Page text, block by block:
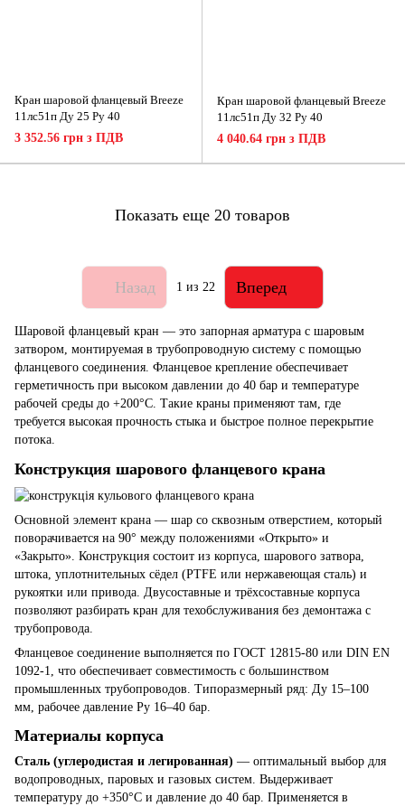
Кран шаровой фланцевый Breeze
11лс51п Ду 25 Ру 40
3 352.56 грн з ПДВ
Кран шаровой фланцевый Breeze
11лс51п Ду 32 Ру 40
4 040.64 грн з ПДВ
Показать еще 20 товаров
Назад 1 из 22 Вперед
Шаровой фланцевый кран — это запорная арматура с шаровым
затвором, монтируемая в трубопроводную систему с помощью
фланцевого соединения. Фланцевое крепление обеспечивает
герметичность при высоком давлении до 40 бар и температуре
рабочей среды до +200°C. Такие краны применяют там, где
требуется высокая прочность стыка и быстрое полное перекрытие
потока.
Конструкция шарового фланцевого крана
Основной элемент крана — шар со сквозным отверстием, который
поворачивается на 90° между положениями «Открыто» и
«Закрыто». Конструкция состоит из корпуса, шарового затвора,
штока, уплотнительных сёдел (PTFE или нержавеющая сталь) и
рукоятки или привода. Двусоставные и трёхсоставные корпуса
позволяют разбирать кран для техобслуживания без демонтажа с
трубопровода.
Фланцевое соединение выполняется по ГОСТ 12815-80 или DIN EN
1092-1, что обеспечивает совместимость с большинством
промышленных трубопроводов. Типоразмерный ряд: Ду 15–100
мм, рабочее давление Ру 16–40 бар.
Материалы корпуса
Сталь (углеродистая и легированная) — оптимальный выбор для
водопроводных, паровых и газовых систем. Выдерживает
температуру до +350°C и давление до 40 бар. Применяется в